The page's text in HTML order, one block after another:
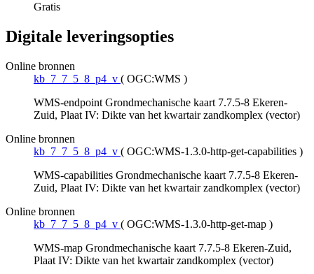
Gratis
Digitale leveringsopties
Online bronnen
kb_7_7_5_8_p4_v ( OGC:WMS )
WMS-endpoint Grondmechanische kaart 7.7.5-8 Ekeren-
Zuid, Plaat IV: Dikte van het kwartair zandkomplex (vector)
Online bronnen
kb_7_7_5_8_p4_v ( OGC:WMS-1.3.0-http-get-capabilities )
WMS-capabilities Grondmechanische kaart 7.7.5-8 Ekeren-
Zuid, Plaat IV: Dikte van het kwartair zandkomplex (vector)
Online bronnen
kb_7_7_5_8_p4_v ( OGC:WMS-1.3.0-http-get-map )
WMS-map Grondmechanische kaart 7.7.5-8 Ekeren-Zuid,
Plaat IV: Dikte van het kwartair zandkomplex (vector)